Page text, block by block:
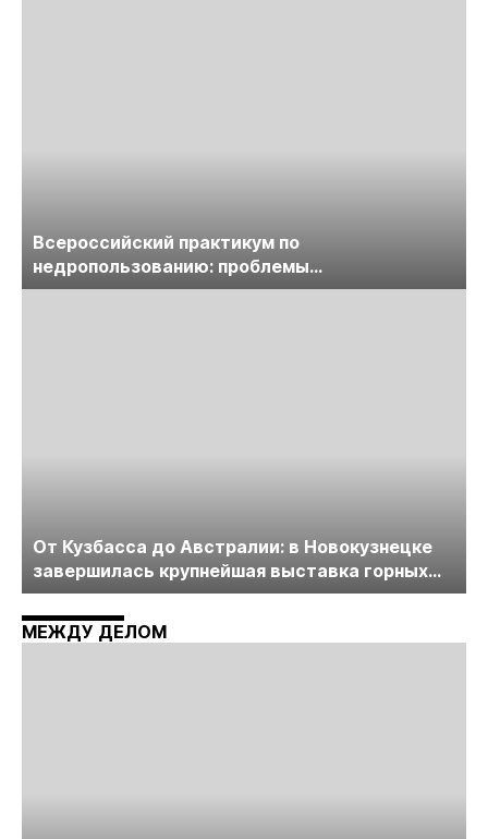
Всероссийский практикум по
недропользованию: проблемы
лицензирования, цифровизации, экспертизы
От Кузбасса до Австралии: в Новокузнецке
завершилась крупнейшая выставка горных
технологий «Недра России. Уголь России и
Майнинг»
МЕЖДУ ДЕЛОМ